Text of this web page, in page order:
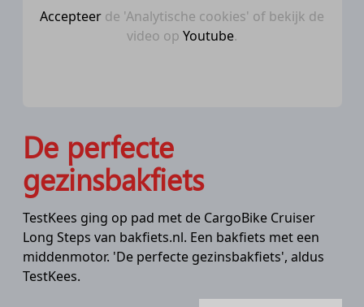
Accepteer de 'Analytische cookies' of bekijk de
video op Youtube.
De perfecte
gezinsbakfiets
TestKees ging op pad met de CargoBike Cruiser
Long Steps van bakfiets.nl. Een bakfiets met een
middenmotor. 'De perfecte gezinsbakfiets', aldus
TestKees.